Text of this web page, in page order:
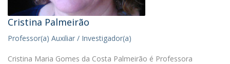
Cristina Palmeirão
Professor(a) Auxiliar / Investigador(a)
Cristina Maria Gomes da Costa Palmeirão é Professora